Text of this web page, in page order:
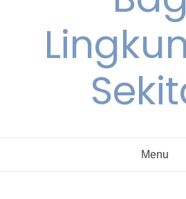
Menu